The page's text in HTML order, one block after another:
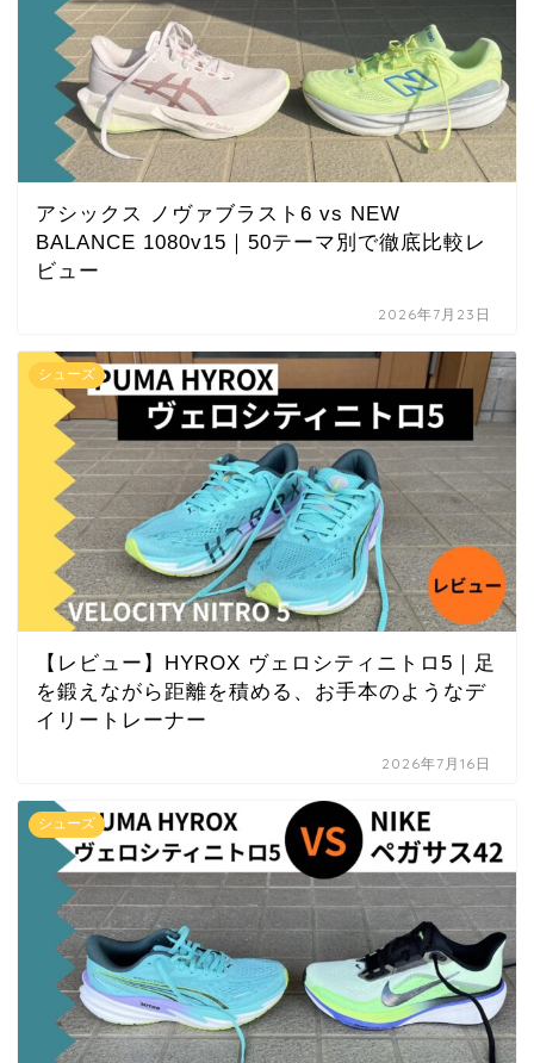
アシックス ノヴァブラスト6 vs NEW
BALANCE 1080v15｜50テーマ別で徹底比較レ
ビュー
2026年7月23日
シューズ
【レビュー】HYROX ヴェロシティニトロ5｜足
を鍛えながら距離を積める、お手本のようなデ
イリートレーナー
2026年7月16日
シューズ